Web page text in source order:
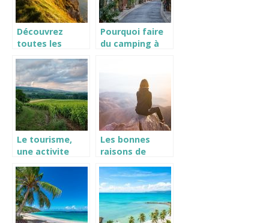
Découvrez
toutes les
choisir la
Manche comme
prochaine
destination de
vacances
Pourquoi faire
du camping à
Le tourisme,
une activite
faire en France
Les bonnes
raisons de
voyage